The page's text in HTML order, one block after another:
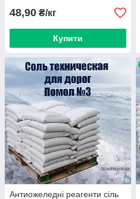
48,90 ₴/кг
Купити
Антиожеледні реагенти сіль